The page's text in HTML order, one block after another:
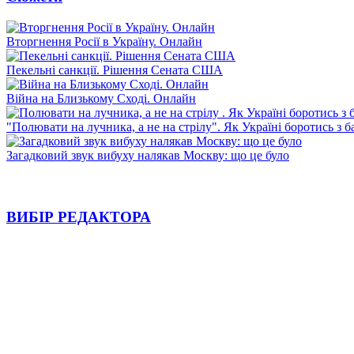
Вторгнення Росії в Україну. Онлайн
Пекельні санкції. Рішення Сената США
Війна на Близькому Сході. Онлайн
"Полювати на лучника, а не на стрілу". Як Україні боротись з
Загадковий звук вибуху налякав Москву: що це було
ВИБІР РЕДАКТОРА